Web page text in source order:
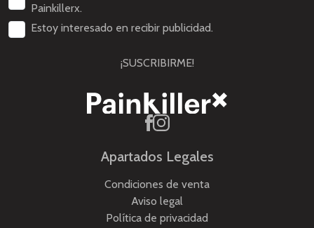
Painkillerx.
Estoy interesado en recibir publicidad.
¡SUSCRIBIRME!
Apartados Legales
Condiciones de venta
Aviso legal
Política de privacidad